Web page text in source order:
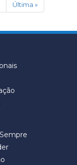
Última »